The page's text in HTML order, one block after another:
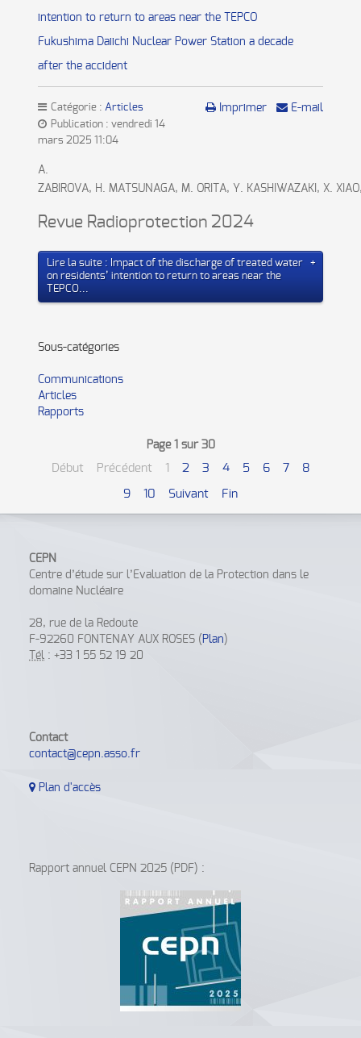
intention to return to areas near the TEPCO
Fukushima Daiichi Nuclear Power Station a decade
after the accident
Imprimer E-mail
Catégorie : Articles
Publication : vendredi 14
mars 2025 11:04
A.
ZABIROVA, H. MATSUNAGA, M. ORITA, Y. KASHIWAZAKI, X.
Revue Radioprotection 2024
Lire la suite : Impact of the discharge of treated water
on residents’ intention to return to areas near the
TEPCO...
Sous-catégories
Communications
Articles
Rapports
Page 1 sur 30
Début Précédent 1 2 3 4 5 6 7 8
9 10 Suivant Fin
CEPN
Centre d’étude sur l’Evaluation de la Protection dans le
domaine Nucléaire
28, rue de la Redoute
F-92260 FONTENAY AUX ROSES ( Plan )
Tél : +33 1 55 52 19 20
Contact
contact@cepn.asso.fr
Plan d'accès
Rapport annuel CEPN 2025 (PDF) :